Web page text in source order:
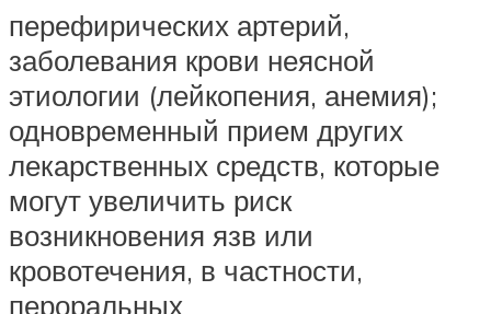
перефирических артерий,
заболевания крови неясной
этиологии (лейкопения, анемия);
одновременный прием других
лекарственных средств, которые
могут увеличить риск
возникновения язв или
кровотечения, в частности,
пероральных